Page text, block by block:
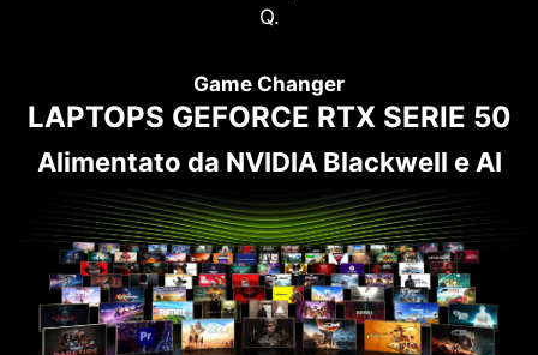
Q.
Game Changer
LAPTOPS GEFORCE RTX SERIE 50
Alimentato da NVIDIA Blackwell e AI